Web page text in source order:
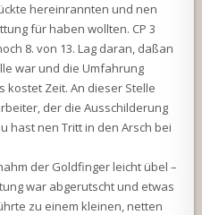
hereinrannten und nen
für haben wollten. CP 3
8. von 13. Lag daran, daßan
war und die Umfahrung
kostet Zeit. An dieser Stelle
der die Ausschilderung
hast nen Tritt in den Arsch bei
der Goldfinger leicht übel –
war abgerutscht und etwas
zu einem kleinen, netten